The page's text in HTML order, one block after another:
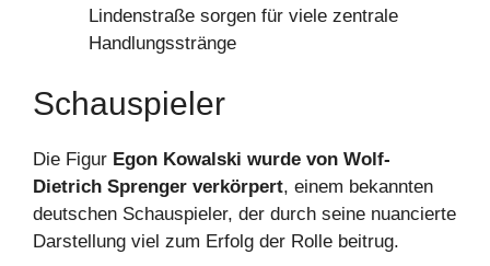
Lindenstraße sorgen für viele zentrale
Handlungsstränge
Schauspieler
Die Figur Egon Kowalski wurde von Wolf-
Dietrich Sprenger verkörpert, einem bekannten
deutschen Schauspieler, der durch seine nuancierte
Darstellung viel zum Erfolg der Rolle beitrug.